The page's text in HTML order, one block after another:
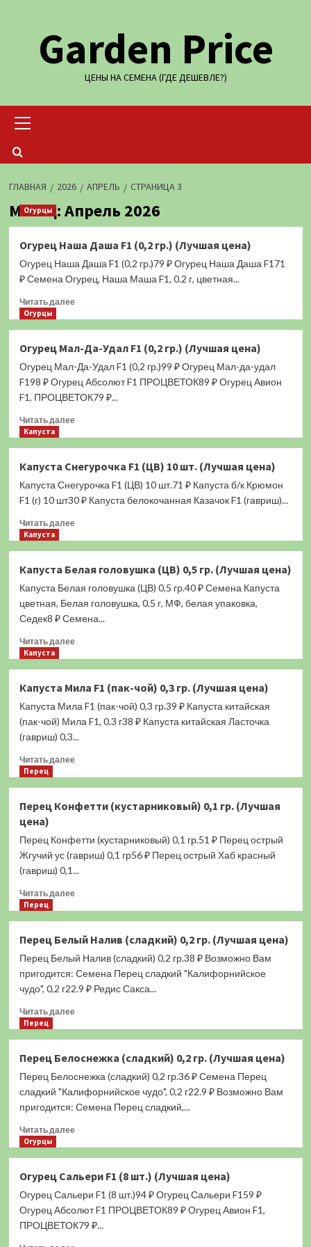
содержимомуGarden Price
ЦЕНЫ НА СЕМЕНА (ГДЕ ДЕШЕВЛЕ?)
меню
ГЛАВНАЯ 2026 АПРЕЛЬ СТРАНИЦА 3
Месяц:Апрель 2026
Огурцы
Огурец Наша Даша F1 (0,2 гр.) (Лучшая цена)
Огурец Наша Даша F1 (0,2 гр.)79 ₽ Огурец Наша Даша F171
₽ Семена Огурец, Наша Маша F1, 0.2 г, цветная...
Читать далееПрочитать
Наша
Даша
F1
(0,2
(Лучшая
Огурцы
Огурец Мал-Да-Удал F1 (0,2 гр.) (Лучшая цена)
Огурец Мал-Да-Удал F1 (0,2 гр.)99 ₽ Огурец Мал-да-удал
F198 ₽ Огурец Абсолют F1 ПРОЦВЕТОК89 ₽ Огурец Авион
F1, ПРОЦВЕТОК79 ₽...
Читать далееПрочитать
Мал-
Да-
Удал
(0,2
(Лучшая
Капуста
Капуста Снегурочка F1 (ЦВ) 10 шт. (Лучшая цена)
Капуста Снегурочка F1 (ЦВ) 10 шт.71 ₽ Капуста б/к Крюмон
F1 (г) 10 шт30 ₽ Капуста белокочанная Казачок F1 (гавриш)...
Читать далееПрочитать
Снегурочка
F1
(ЦВ)
(Лучшая
Капуста
Капуста Белая головушка (ЦВ) 0,5 гр. (Лучшая цена)
Капуста Белая головушка (ЦВ) 0,5 гр.40 ₽ Семена Капуста
цветная, Белая головушка, 0.5 г, МФ, белая упаковка,
Седек8 ₽ Семена...
Читать далееПрочитать
Белая
головушка
(ЦВ)
(Лучшая
Капуста
Капуста Мила F1 (пак-чой) 0,3 гр. (Лучшая цена)
Капуста Мила F1 (пак-чой) 0,3 гр.39 ₽ Капуста китайская
(пак-чой) Мила F1, 0.3 г38 ₽ Капуста китайская Ласточка
(гавриш) 0,3...
Читать далееПрочитать
Мила
(пак-
0,3
гр.
(Лучшая
Перец
Перец Конфетти (кустарниковый) 0,1 гр. (Лучшая
цена)
Перец Конфетти (кустарниковый) 0,1 гр.51 ₽ Перец острый
Жгучий ус (гавриш) 0,1 гр56 ₽ Перец острый Хаб красный
(гавриш) 0,1...
Читать далееПрочитать
Конфетти
(кустарниковый)
0,1
гр.
(Лучшая
цена)
Перец
Перец Белый Налив (сладкий) 0,2 гр. (Лучшая цена)
Перец Белый Налив (сладкий) 0,2 гр.38 ₽ Возможно Вам
пригодится: Семена Перец сладкий "Калифорнийское
чудо", 0,2 г22.9 ₽ Редис Сакса...
Читать далееПрочитать
Белый
Налив
(сладкий)
0,2
(Лучшая
Перец
Перец Белоснежка (сладкий) 0,2 гр. (Лучшая цена)
Перец Белоснежка (сладкий) 0,2 гр.36 ₽ Семена Перец
сладкий "Калифорнийское чудо", 0,2 г22.9 ₽ Возможно Вам
пригодится: Семена Перец сладкий,...
Читать далееПрочитать
Белоснежка
(сладкий)
0,2
гр.
Огурцы
Огурец Сальери F1 (8 шт.) (Лучшая цена)
Огурец Сальери F1 (8 шт.)94 ₽ Огурец Сальери F159 ₽
Огурец Абсолют F1 ПРОЦВЕТОК89 ₽ Огурец Авион F1,
ПРОЦВЕТОК79 ₽...